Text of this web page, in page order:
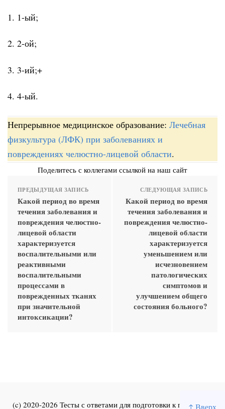
↑ Вверх
1. 1-ый;
2. 2-ой;
3. 3-ий;+
4. 4-ый.
Непрерывное медицинское образование: Лечебная
физкультура (ЛФК) при заболеваниях и
повреждениях челюстно-лицевой области.
Поделитесь с коллегами ссылкой на наш сайт
ПРЕДЫДУЩАЯ ЗАПИСЬ
Какой период во время
течения заболевания и
повреждения челюстно-
лицевой области
характеризуется
воспалительными или
реактивными
воспалительными
процессами в
поврежденных тканях
при значительной
интоксикации?
СЛЕДУЮЩАЯ ЗАПИСЬ
Какой период во время
течения заболевания и
повреждения челюстно-
лицевой области
характеризуется
уменьшением или
исчезновением
патологических
симптомов и
улучшением общего
состояния больного?
(c) 2020-2026 Тесты с ответами для подготовки к первичной